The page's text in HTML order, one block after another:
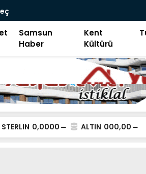
Uyarısı
Samsun
Haber
Kent
Kültürü
STERLIN 0,0000 ALTIN 000,00